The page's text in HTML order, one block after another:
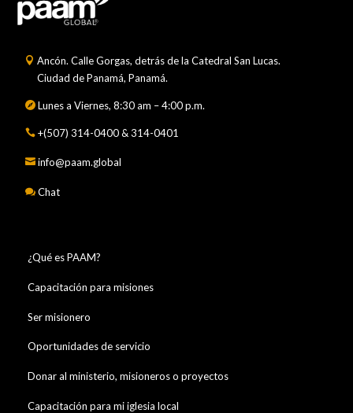
Ancón. Calle Gorgas, detrás de la Catedral San Lucas.
Ciudad de Panamá, Panamá.
Lunes a Viernes, 8:30 am – 4:00 p.m.
+(507) 314-0400 & 314-0401
info@paam.global
Chat
¿Qué es PAAM?
Capacitación para misiones
Ser misionero
Oportunidades de servicio
Donar al ministerio, misioneros o proyectos
Capacitación para mi iglesia local